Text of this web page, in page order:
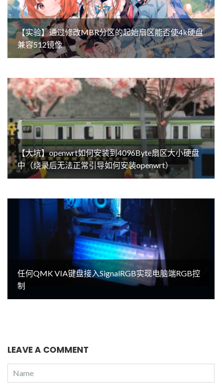
【实验】通过修改MBR分区的起始扇区能否使4k硬盘
兼容512镜像
【大坑】openwrt如何安装到4096Byte扇区大小硬盘
中（烧录后无法正常引导如何安装openwrt）
任何QMK VIA键盘接入SignalRGB实现电脑端RGB控
制
LEAVE A COMMENT